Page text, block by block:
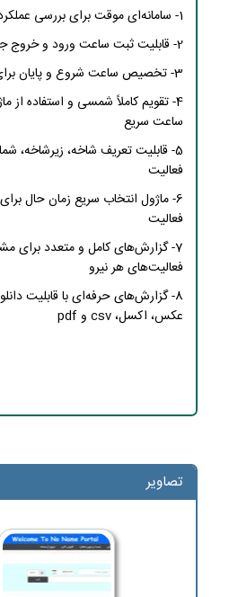
1- سامانه‌ای موقت برای بررسی عملکرد پرسنل
2- قابلیت ثبت ساعت ورود و خروج جهت تردد
3- تخصیص ساعت شروع و پایان برای هر فعالیت توسط پرسنل
4- تقویم کاملاً شمسی و استفاده از
ساعت سریع
5- قابلیت تعریف شاخه، زیرشاخه،
فعالیت
6- ماژول انتخاب سریع زمان حال
فعالیت
7- گزارش‌های کامل و متعدد برای
فعالیت‌های هر نیرو
8- گزارش‌های حرفه‌ای با قابلیت
عکس، اکسل، csv و pdf
تصاویر